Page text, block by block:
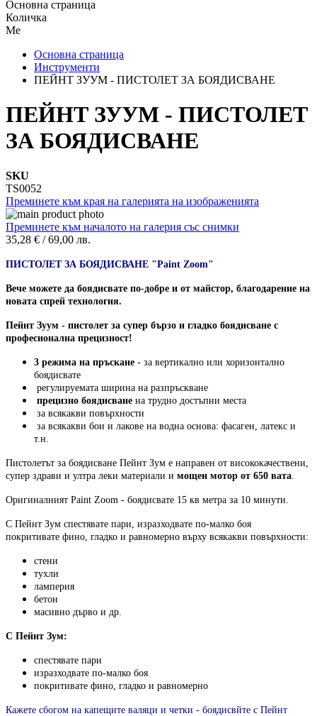
Основна страница
Количка
Me
Основна страница
Инструменти
ПЕЙНТ ЗУУМ - ПИСТОЛЕТ ЗА БОЯДИСВАНЕ
ПЕЙНТ ЗУУМ - ПИСТОЛЕТ
ЗА БОЯДИСВАНЕ
SKU
TS0052
Преминете към края на галерията на изображенията
Преминете към началото на галерия със снимки
35,28 € /69,00 лв.
ПИСТОЛЕТ ЗА БОЯДИСВАНЕ "Paint Zoom"
Вече можете да боядисвате по-добре и от майстор, благодарение на
новата спрей технология.
Пейнт Зуум - пистолет за супер бързо и гладко боядисване с
професионална прецизност!
3 режима на пръскане - за вертикално или хоризонтално
боядисвате
регулируемата ширина на разпръскване
прецизно боядисване на трудно достъпни места
за всякакви повърхности
за всякакви бои и лакове на водна основа: фасаген, латекс и
т.н.
Пистолетът за боядисване Пейнт Зум е направен от висококачествени,
супер здрави и ултра леки материали и мощен мотор от 650 вата
Оригиналният Paint Zoom - боядисвате 15 кв метра за 10 минути.
С Пейнт Зум спестявате пари, изразходвате по-малко боя
покритивате фино, гладко и равномерно върху всякакви повърхности:
стени
тухли
ламперия
бетон
масивно дърво и др.
С Пейнт Зум:
спестявате пари
изразходвате по-малко боя
покритивате фино, гладко и равномерно
Кажете сбогом на капещите валяци и четки - боядисвйте с Пейнт